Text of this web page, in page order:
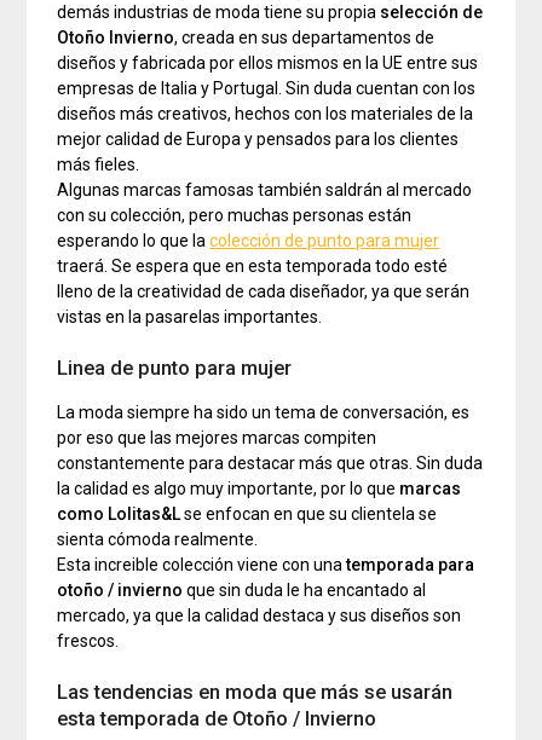
demás industrias de moda tiene su propia selección de
Otoño Invierno, creada en sus departamentos de
diseños y fabricada por ellos mismos en la UE entre sus
empresas de Italia y Portugal. Sin duda cuentan con los
diseños más creativos, hechos con los materiales de la
mejor calidad de Europa y pensados para los clientes
más fieles.
Algunas marcas famosas también saldrán al mercado
con su colección, pero muchas personas están
esperando lo que lacolección de punto para mujer
traerá. Se espera que en esta temporada todo esté
lleno de la creatividad de cada diseñador, ya que serán
vistas en la pasarelas importantes.
Linea de punto para mujer
La moda siempre ha sido un tema de conversación, es
por eso que las mejores marcas compiten
constantemente para destacar más que otras. Sin duda
la calidad es algo muy importante, por lo que marcas
como Lolitas&Lse enfocan en que su clientela se
sienta cómoda realmente.
Esta increible colección viene con unatemporada para
otoño / invierno que sin duda le ha encantado al
mercado, ya que la calidad destaca y sus diseños son
frescos.
Las tendencias en moda que más se usarán
esta temporada de Otoño / Invierno